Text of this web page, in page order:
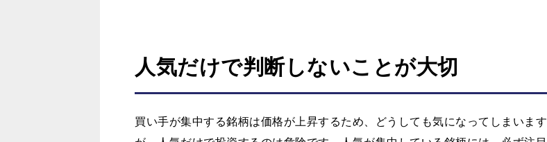
人気だけで判断しないことが大切
買い手が集中する銘柄は価格が上昇するため、どうしても気になってしまいます